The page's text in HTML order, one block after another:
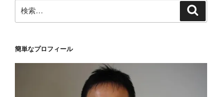
索:
簡単なプロフィール